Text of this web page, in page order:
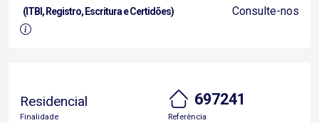
(ITBI, Registro, Escritura e Certidões) Consulte-nos
Residencial
Finalidade
697241
Referência